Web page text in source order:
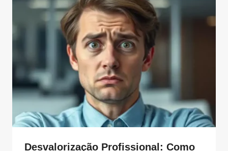
Desvalorização Profissional: Como